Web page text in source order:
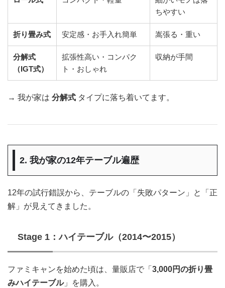
ちやすい
折り畳み式 安定感・お手入れ簡単 嵩張る・重い
分解式
（IGT式）
拡張性高い・コンパク
ト・おしゃれ
収納が手間
→ 我が家は 分解式 タイプに落ち着いてます。
2. 我が家の12年テーブル遍歴
12年の試行錯誤から、テーブルの「失敗パターン」と「正
解」が見えてきました。
Stage 1：ハイテーブル（2014〜2015）
ファミキャンを始めた頃は、量販店で「 3,000円の折り畳
みハイテーブル」を購入。